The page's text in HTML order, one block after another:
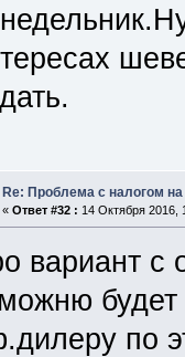
Re: Проблема с налогом
«Ответ #32 : 14 Октября 2016,
вариант с
по